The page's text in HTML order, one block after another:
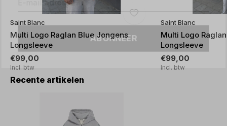
ABONNEER
Saint Blanc
Multi Logo Raglan Blue Jongens
Longsleeve
€99,00
Incl. btw
Saint Blanc
Multi Logo
Longsleeve
€99,00
Incl. btw
Recente artikelen